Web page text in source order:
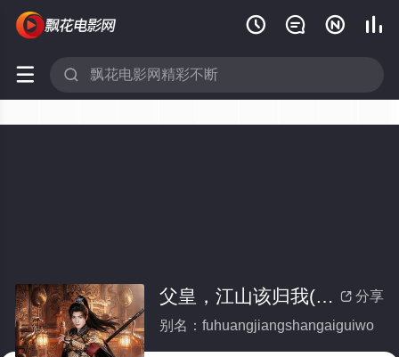
   
 
 分享
父皇，江山该归我(全集)
别名：fuhuangjiangshangaiguiwo